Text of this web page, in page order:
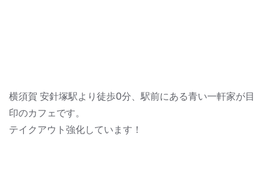
横須賀 安針塚駅より徒歩0分、駅前にある青い一軒家が目
印のカフェです。
テイクアウト強化しています！